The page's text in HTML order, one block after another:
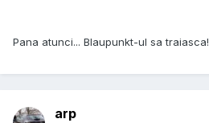
Pana atunci... Blaupunkt-ul sa traiasca!
arp